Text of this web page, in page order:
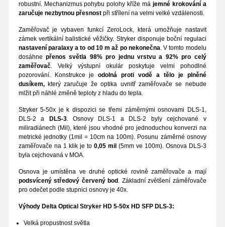
robustní. Mechanizmus pohybu polohy kříže má jemné krokování a
zaručuje nezbytnou přesnostpři střílení na velmi velké vzdálenosti.
Zaměřovač je vybaven funkcí ZeroLock, která umožňuje nastavit
zámek vertikální balistické věžičky. Stryker disponuje boční regulaci
nastavení paralaxy a to od 10 m až po nekonečna. V tomto modelu
dosáhne přenos světla 98% pro jednu vrstvu a 92% pro celý
zaměřovač. Velký výstupní okulár poskytuje velmi pohodlné
pozorování. Konstrukce je
odolná proti vodě a tělo je plněné
dusíkem,který zaručuje že optika uvnitř zaměřovače se nebude
mlžit při náhlé změně teploty z hladu do tepla.
Stryker 5-50x je k dispozici se třemi záměrnými osnovami DLS-1,
DLS-2 a
DLS-3. Osnovy DLS-1 a DLS-2 byly cejchované v
miliradiánech (Mil), které jsou vhodné pro jednoduchou konverzi na
metrické jednotky (1mil = 10cm na 100m). Posunu záměrné osnovy
zaměřovače na 1 klik je to 0,05 mil (5mm ve 100m). Osnova DLS-3
byla cejchovaná v MOA.
Osnova je umístěna ve druhé optické rovině zaměřovače a mají
podsvícený středový červený bod . Základní zvětšení záměřovače
pro odečet podle stupnici osnovy je 40x.
Výhody Delta Optical Stryker HD 5-50x HD SFP DLS-3:
Velká propustnost světla